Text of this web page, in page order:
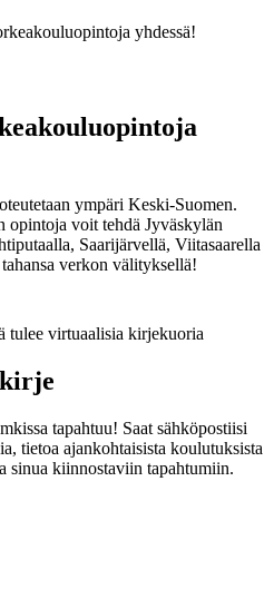
yhdessä!
ympäri Keski-Suomen.
opintoja voit tehdä Jyväskylän
Saarijärvellä, Viitasaarella
verkon välityksellä!
tapahtuu! Saat sähköpostiisi
tietoa ajankohtaisista koulutuksista
sinua kiinnostaviin tapahtumiin.